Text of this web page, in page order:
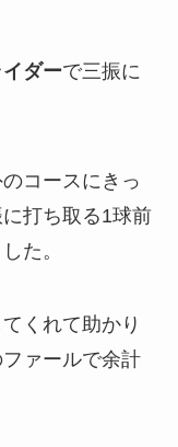
ダーで三振に
コースにきっ
打ち取る1球前
た。
くれて助かり
ァールで余計